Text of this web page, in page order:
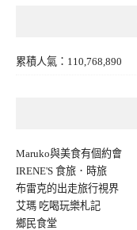
累積人氣：110,768,890
Maruko與美食有個約會
IRENE'S 食旅．時旅
布雷克的出走旅行視界
艾瑪 吃喝玩樂札記
鄉民食堂